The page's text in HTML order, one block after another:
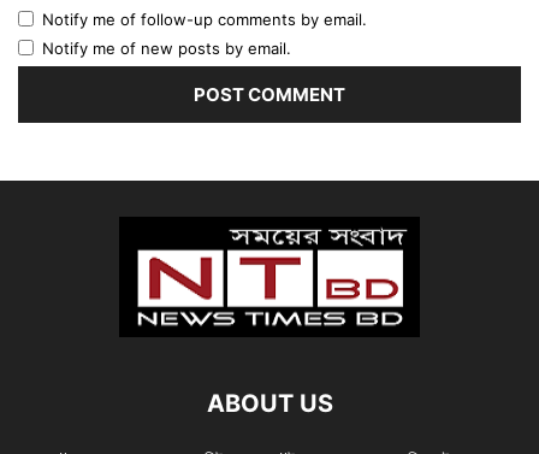
Notify me of follow-up comments by email.
Notify me of new posts by email.
ABOUT US